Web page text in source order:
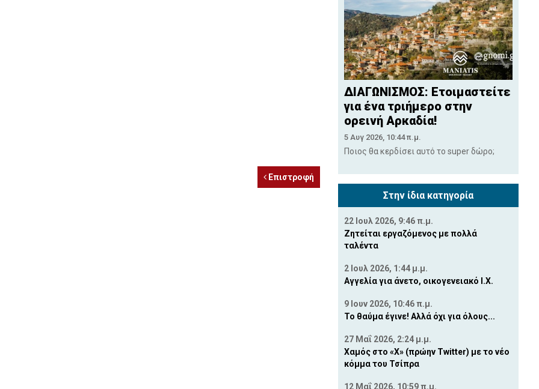
Επιστροφή
ΔΙΑΓΩΝΙΣΜΟΣ: Ετοιμαστείτε
για ένα τριήμερο στην
ορεινή Αρκαδία!
5 Αυγ 2026, 10:44 π.μ.
Ποιος θα κερδίσει αυτό το super δώρο;
Στην ίδια κατηγορία
22 Ιουλ 2026, 9:46 π.μ.
Ζητείται εργαζόμενος με πολλά
ταλέντα
2 Ιουλ 2026, 1:44 μ.μ.
Αγγελία για άνετο, οικογενειακό Ι.Χ.
9 Ιουν 2026, 10:46 π.μ.
Το θαύμα έγινε! Αλλά όχι για όλους...
27 Μαΐ 2026, 2:24 μ.μ.
Χαμός στο «X» (πρώην Twitter) με το νέο
κόμμα του Τσίπρα
12 Μαΐ 2026, 10:59 π.μ.